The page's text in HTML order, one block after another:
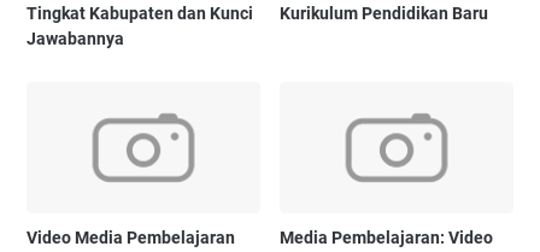
Tingkat Kabupaten dan Kunci
Jawabannya
Kurikulum Pendidikan Baru
Video Media Pembelajaran
Media Pembelajaran: Video